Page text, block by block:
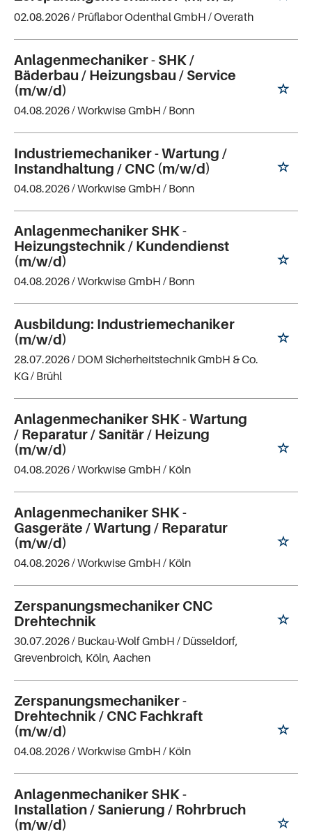
02.08.2026 / Prüflabor Odenthal GmbH / Overath
Anlagenmechaniker - SHK /
Bäderbau / Heizungsbau / Service
(m/w/d)
04.08.2026 /Workwise GmbH / Bonn
Industriemechaniker - Wartung /
Instandhaltung / CNC (m/w/d)
04.08.2026 /Workwise GmbH / Bonn
Anlagenmechaniker SHK -
Heizungstechnik / Kundendienst
(m/w/d)
04.08.2026 /Workwise GmbH / Bonn
Ausbildung: Industriemechaniker
(m/w/d)
28.07.2026 / DOM Sicherheitstechnik GmbH & Co.
KG/ Brühl
Anlagenmechaniker SHK - Wartung
/ Reparatur / Sanitär / Heizung
(m/w/d)
04.08.2026 /Workwise GmbH / Köln
Anlagenmechaniker SHK -
Gasgeräte / Wartung / Reparatur
(m/w/d)
04.08.2026 /Workwise GmbH / Köln
Zerspanungsmechaniker CNC
Drehtechnik
30.07.2026 / Buckau-Wolf GmbH / Düsseldorf,
Grevenbroich, Köln, Aachen
Zerspanungsmechaniker -
Drehtechnik / CNC Fachkraft
(m/w/d)
04.08.2026 /Workwise GmbH / Köln
Anlagenmechaniker SHK -
Installation / Sanierung / Rohrbruch
(m/w/d)